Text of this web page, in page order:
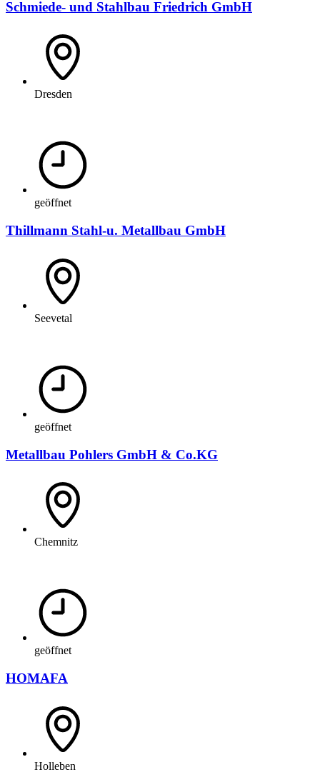
Schmiede- und Stahlbau Friedrich GmbH
Dresden
geöffnet
Thillmann Stahl-u. Metallbau GmbH
Seevetal
geöffnet
Metallbau Pohlers GmbH & Co.KG
Chemnitz
geöffnet
HOMAFA
Holleben